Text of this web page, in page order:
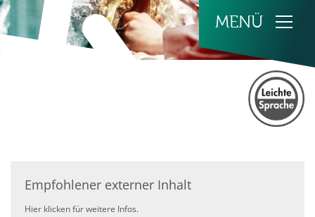
Zum Inhalt springen
Empfohlener externer Inhalt
Hier klicken für weitere Infos.